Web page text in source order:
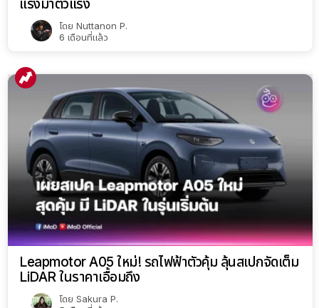
Leapmotor A05 ใหม่! รถไฟฟ้าตัวคุ้ม ลุ้นสเปกจัดเต็ม
LiDAR ในราคาเอื้อมถึง
โดย Sakura P.
5 เดือนที่แล้ว